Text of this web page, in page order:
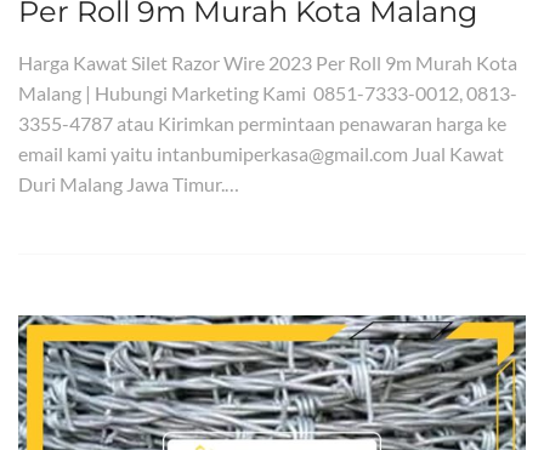
Per Roll 9m Murah Kota Malang
Harga Kawat Silet Razor Wire 2023 Per Roll 9m Murah Kota
Malang | Hubungi Marketing Kami 0851-7333-0012, 0813-
3355-4787 atau Kirimkan permintaan penawaran harga ke
email kami yaitu intanbumiperkasa@gmail.com Jual Kawat
Duri Malang Jawa Timur.…